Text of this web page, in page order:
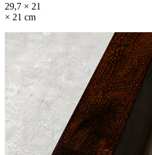
29,7 × 21
× 21 cm